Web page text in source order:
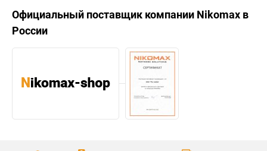
Официальный поставщик компании Nikomax в
России